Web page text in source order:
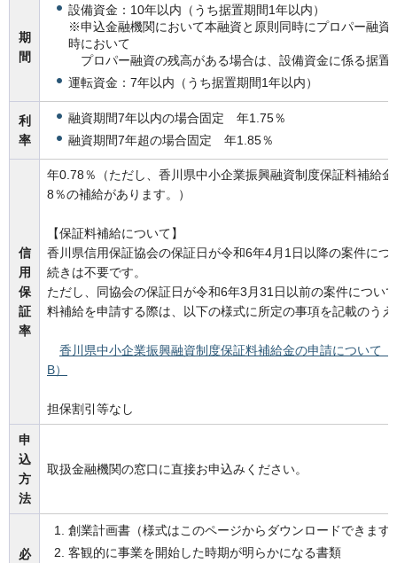
期
間
設備資金：10年以内（うち据置期間1年以内）
※申込金融機関において本融資と原則同時にプロパー融資
時において
プロパー融資の残高がある場合は、設備資金に係る据置
運転資金：7年以内（うち据置期間1年以内）
利
率
融資期間7年以内の場合固定 年1.75％
融資期間7年超の場合固定 年1.85％
信
用
保
証
率
年0.78％（ただし、香川県中小企業振興融資制度保証料補給
8％の補給があります。）
【保証料補給について】
香川県信用保証協会の保証日が令和6年4月1日以降の案件につ
続きは不要です。
ただし、同協会の保証日が令和6年3月31日以前の案件につい
料補給を申請する際は、以下の様式に所定の事項を記載のう
香川県中小企業振興融資制度保証料補給金の申請について
B）
担保割引等なし
申
込
方
法
取扱金融機関の窓口に直接お申込みください。
必
創業計画書（様式はこのページからダウンロードできます
客観的に事業を開始した時期が明らかになる書類